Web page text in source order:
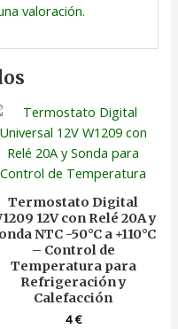
valoración.
Termostato Digital
12V con Relé 20A y
NTC -50°C a +110°C
– Control de
Temperatura para
Refrigeración y
Calefacción
4€